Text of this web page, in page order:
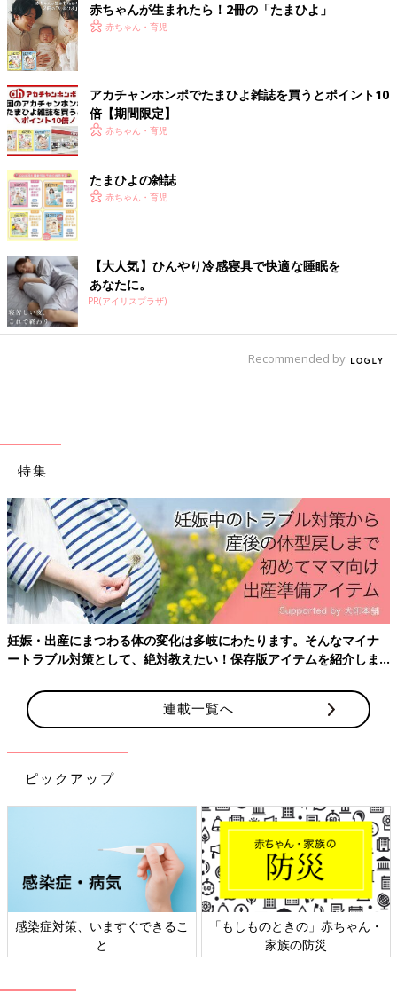
自分のことが後回しになってるなーと気づいた時
たなー」と思います。別に美談でもなんでもないんですが、親に
のためにも、自分の体は大事にしないとですね！！
ら現在の育児中までのイラストを、ほぼ毎日更新しています。
X（旧Twitter）「ハハのつぶやき」
Instagram「ハハのつぶやき」
Eテレ信者になりました。[ハハのさけび
#43]
Eテレ信者になりました。[ハハのさけび #43]E
テレこと、NHK教育テレビ・・・それは、子育
てを始めるとぐんと近くなる存在。子どもと一
緒に見るようになって初めて、そのクオリティ
の高さを知りました！子ども向けと侮るなか
れ、歌ひとつとっても、実は有名なシンガーソ
ングライターが作っていたりして、驚きます。
キャラクターや小道具の造形も面白いし、内容
目を奪われてしまうんですよね。
人生の大事なこと[ハ
赤ちゃんが生まれたら！2冊の「たまひよ」
赤ちゃん・育児
アカチャンホンポでたまひよ雑誌を買うとポイント10
倍【期間限定】
赤ちゃん・育児
たまひよの雑誌
赤ちゃん・育児
【大人気】ひんやり冷感寝具で快適な睡眠を
あなたに。
PR(アイリスプラザ)
Recommended by
特集
妊娠・出産にまつわる体の変化は多岐にわたります。そんなマイナ
ートラブル対策として、絶対教えたい！保存版アイテムを紹介しま
連載一覧へ
ピックアップ
感染症対策、いますぐできるこ
と
「もしものときの」赤ちゃん・
家族の防災